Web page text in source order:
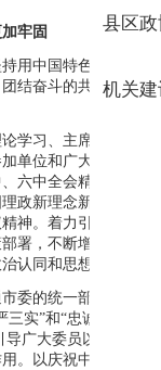
县区政
机关建
牢固
用中国特色社会主
结奋斗的共同思想
学习、主席会专题
单位和广大委员认
六中全会精神，深
政新理念新思想新
神。着力引导各界
署，不断增进对中
认同和思想认同。
委的统一部署，从
三实”和“忠诚干净
广大委员以严的
。以庆祝中国共产